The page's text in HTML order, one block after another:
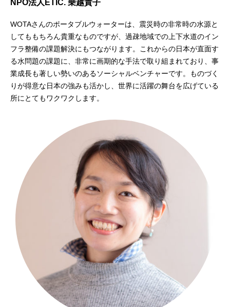
NPO法人ETIC. 乗越貴子
WOTAさんのポータブルウォーターは、震災時の非常時の水源と
してももちろん貴重なものですが、過疎地域での上下水道のイン
フラ整備の課題解決にもつながります。これからの日本が直面す
る水問題の課題に、非常に画期的な手法で取り組まれており、事
業成長も著しい勢いのあるソーシャルベンチャーです。ものづく
りが得意な日本の強みも活かし、世界に活躍の舞台を広げている
所にとてもワクワクします。